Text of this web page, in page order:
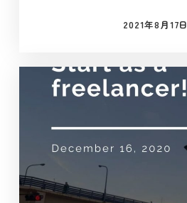
投稿日
2021年8月17日